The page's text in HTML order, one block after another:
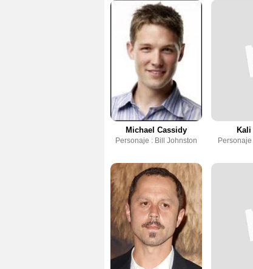
Michael Cassidy
Personaje : Bill Johnston